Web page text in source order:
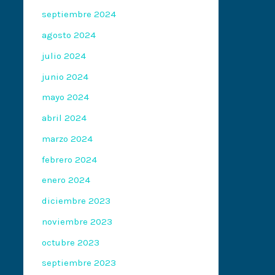
septiembre 2024
agosto 2024
julio 2024
junio 2024
mayo 2024
abril 2024
marzo 2024
febrero 2024
enero 2024
diciembre 2023
noviembre 2023
octubre 2023
septiembre 2023